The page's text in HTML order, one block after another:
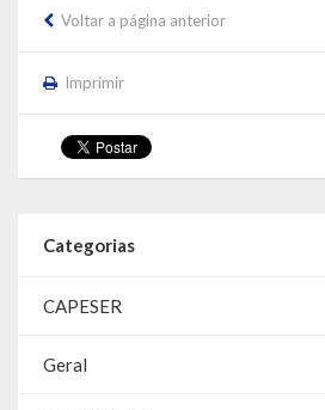
Regulamentos
Editais
Concursos
Voltar a página anterior
Imprimir
Categorias
CAPESER
Geral